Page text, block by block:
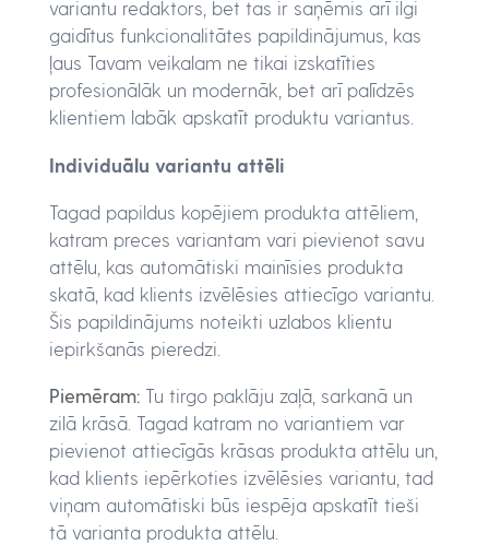
variantu redaktors, bet tas ir saņēmis arī ilgi
gaidītus funkcionalitātes papildinājumus, kas
ļaus Tavam veikalam ne tikai izskatīties
profesionālāk un modernāk, bet arī palīdzēs
klientiem labāk apskatīt produktu variantus.
Individuālu variantu attēli
Tagad papildus kopējiem produkta attēliem,
katram preces variantam vari pievienot savu
attēlu, kas automātiski mainīsies produkta
skatā, kad klients izvēlēsies attiecīgo variantu.
Šis papildinājums noteikti uzlabos klientu
iepirkšanās pieredzi.
Piemēram: Tu tirgo paklāju zaļā, sarkanā un
zilā krāsā. Tagad katram no variantiem var
pievienot attiecīgās krāsas produkta attēlu un,
kad klients iepērkoties izvēlēsies variantu, tad
viņam automātiski būs iespēja apskatīt tieši
tā varianta produkta attēlu.